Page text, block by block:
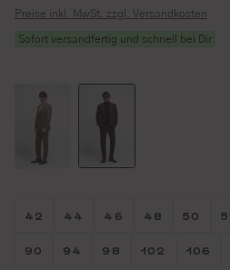
Preise inkl. MwSt. zzgl. Versandkosten
Sofort versandfertig und schnell bei Dir
Größe wählen
42 Größe wählen
44 Größe wählen
46 Größe
48 50
Größe wählen
90 Größe wählen
94 Größe wählen
98 Größe
102 106